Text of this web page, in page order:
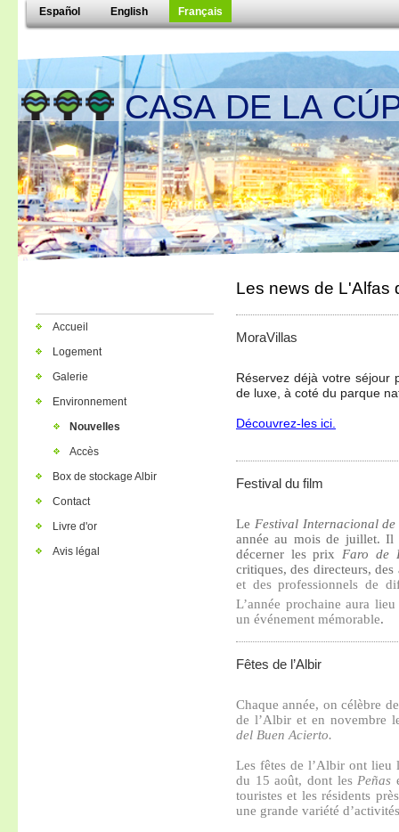
Español English Français
CASA DE LA
Accueil
Logement
Galerie
Environnement
Nouvelles
Accès
Box de stockage Albir
Contact
Livre d'or
Avis légal
Les news de L'Alfas
MoraVillas
Réservez déjà votre séjour
de luxe, à coté du parque
Découvrez-les ici.
Festival du film
Le Festival Internacional de
année au mois de juillet. Il
décerner les prix Faro de
critiques, des directeurs, des
et des professionnels de
L’année prochaine aura
un événement mémorable.
Fêtes de l’Albir
Chaque année, on célèbre
de l’Albir et en novembre
del Buen Acierto.
Les fêtes de l’Albir ont lieu
du 15 août, dont les Peñas
touristes et les résidents
une grande variété